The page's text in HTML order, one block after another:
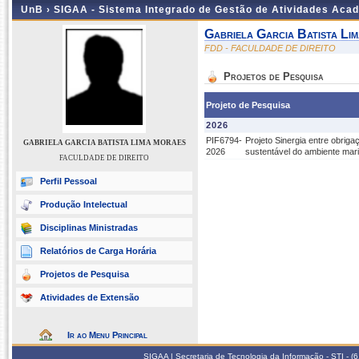
UnB › SIGAA - Sistema Integrado de Gestão de Atividades
GABRIELA GARCIA BATISTA LIMA MORAES
FACULDADE DE DIREITO
Perfil Pessoal
Produção Intelectual
Disciplinas Ministradas
Relatórios de Carga Horária
Projetos de Pesquisa
Atividades de Extensão
Ir ao Menu Principal
Gabriela Garcia Batista
FDD - FACULDADE DE DIREITO
Projetos de Pesquisa
Projeto de Pesquisa
2026
PIF6794-
2026
Projeto Sinergia entre
sustentável do ambiente
SIGAA | Secretaria de Tecnologia da Informação - STI -